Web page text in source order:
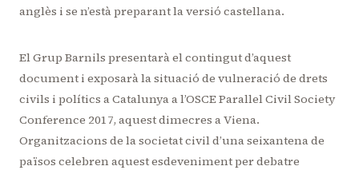
anglès i se n’està preparant la versió castellana.
El Grup Barnils presentarà el contingut d’aquest
document i exposarà la situació de vulneració de drets
civils i polítics a Catalunya a l’OSCE Parallel Civil Society
Conference 2017, aquest dimecres a Viena.
Organitzacions de la societat civil d’una seixantena de
països celebren aquest esdeveniment per debatre